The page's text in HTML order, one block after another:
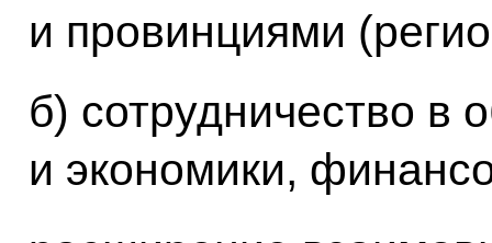
и провинциями
б) сотрудничество в
и экономики,